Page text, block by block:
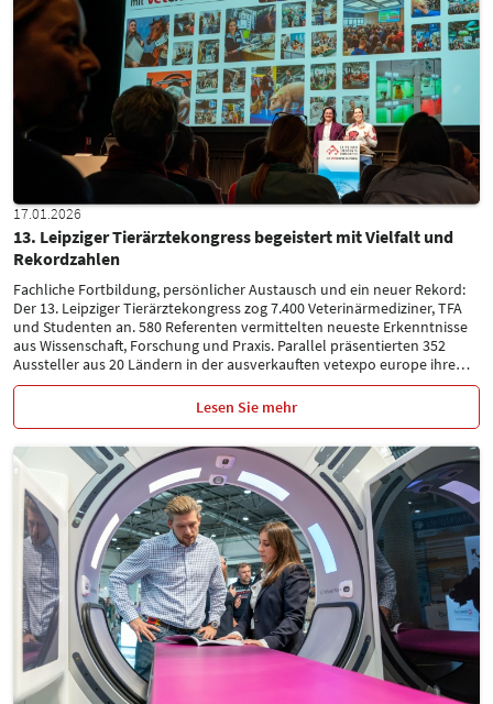
17.01.2026
13. Leipziger Tierärztekongress begeistert mit Vielfalt und
Rekordzahlen
Fachliche Fortbildung, persönlicher Austausch und ein neuer Rekord:
Der 13. Leipziger Tierärztekongress zog 7.400 Veterinärmediziner, TFA
und Studenten an. 580 Referenten vermittelten neueste Erkenntnisse
aus Wissenschaft, Forschung und Praxis. Parallel präsentierten 352
Aussteller aus 20 Ländern in der ausverkauften vetexpo europe ihre…
Lesen Sie mehr